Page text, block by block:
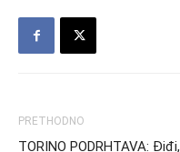
PRETHODNO
TORINO PODRHTAVA: Điđi,